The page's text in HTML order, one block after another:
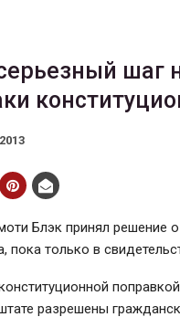
шаг
Блэк принял решение
только в
разрешены